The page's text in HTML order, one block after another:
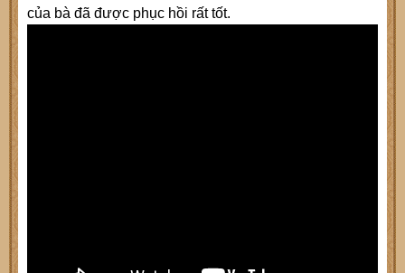
của bà đã được phục hồi rất tốt.